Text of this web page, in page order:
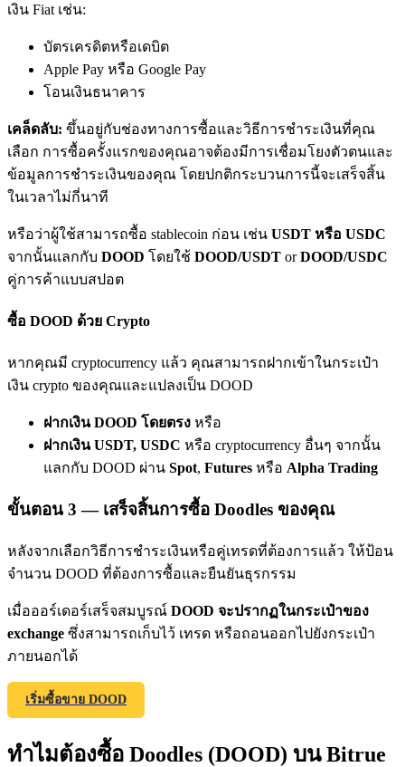
การแนะนำ
BTC Welcome Rewards
BTC Welcome Rewards
Deposit CASHCAT & Win
Share 500000 CASHCAT prize pool
Register & Trade to Win 500,000 USDT
เงิน Fiat เช่น:
บัตรเครดิตหรือเดบิต
Apple Pay หรือ Google Pay
โอนเงินธนาคาร
เคล็ดลับ: ขึ้นอยู่กับช่องทางการซื้อและวิธีการชำระเงินที่คุณ
เลือก การซื้อครั้งแรกของคุณอาจต้องมีการเชื่อมโยงตัวตนและ
ข้อมูลการชำระเงินของคุณ โดยปกติกระบวนการนี้จะเสร็จสิ้น
ในเวลาไม่กี่นาที
หรือว่าผู้ใช้สามารถซื้อ stablecoin ก่อน เช่น USDT หรือ USDC
จากนั้นแลกกับ DOOD โดยใช้ DOOD/USDT orDOOD/USDC
คู่การค้าแบบสปอต
ซื้อ DOOD ด้วย Crypto
หากคุณมี cryptocurrency แล้ว คุณสามารถฝากเข้าในกระเป๋า
เงิน crypto ของคุณและแปลงเป็น DOOD
ฝากเงิน DOOD โดยตรง หรือ
ฝากเงิน USDT, USDC หรือ cryptocurrency อื่นๆ จากนั้น
แลกกับ DOOD ผ่าน Spot, Futures หรือ Alpha Trading
ขั้นตอน 3 — เสร็จสิ้นการซื้อ Doodles ของคุณ
หลังจากเลือกวิธีการชำระเงินหรือคู่เทรดที่ต้องการแล้ว ให้ป้อน
จำนวน DOOD ที่ต้องการซื้อและยืนยันธุรกรรม
เมื่อออร์เดอร์เสร็จสมบูรณ์ DOOD จะปรากฏในกระเป๋าของ
exchange ซึ่งสามารถเก็บไว้ เทรด หรือถอนออกไปยังกระเป๋า
ภายนอกได้
เริ่มซื้อขาย DOOD
ทำไมต้องซื้อ Doodles (DOOD) บน Bitrue